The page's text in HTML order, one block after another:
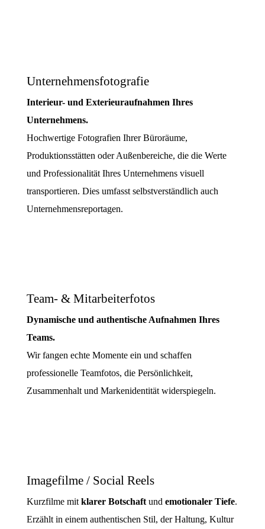
Unternehmensfotografie
Interieur- und Exterieuraufnahmen Ihres
Unternehmens.
Hochwertige Fotografien Ihrer Büroräume,
Produktionsstätten oder Außenbereiche, die die Werte
und Professionalität Ihres Unternehmens visuell
transportieren. Dies umfasst selbstverständlich auch
Unternehmensreportagen.
Team- & Mitarbeiterfotos
Dynamische und authentische Aufnahmen Ihres
Teams.
Wir fangen echte Momente ein und schaffen
professionelle Teamfotos, die Persönlichkeit,
Zusammenhalt und Markenidentität widerspiegeln.
Imagefilme / Social Reels
Kurzfilme mitklarer Botschaftund emotionaler Tiefe.
Erzählt in einem authentischen Stil, der Haltung, Kultur